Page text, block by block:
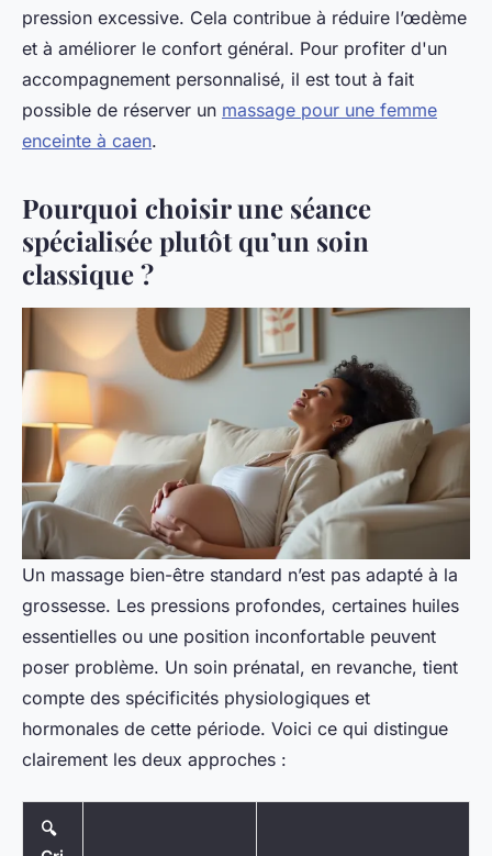
pression excessive. Cela contribue à réduire l’œdème
et à améliorer le confort général. Pour profiter d'un
accompagnement personnalisé, il est tout à fait
possible de réserver un massage pour une femme
enceinte à caen.
Pourquoi choisir une séance
spécialisée plutôt qu’un soin
classique ?
Un massage bien-être standard n’est pas adapté à la
grossesse. Les pressions profondes, certaines huiles
essentielles ou une position inconfortable peuvent
poser problème. Un soin prénatal, en revanche, tient
compte des spécificités physiologiques et
hormonales de cette période. Voici ce qui distingue
clairement les deux approches :
🔍